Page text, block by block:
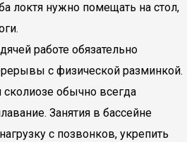
локтя нужно помещать на стол,
работе обязательно
с физической разминкой.
обычно всегда
Занятия в бассейне
с позвонков, укрепить